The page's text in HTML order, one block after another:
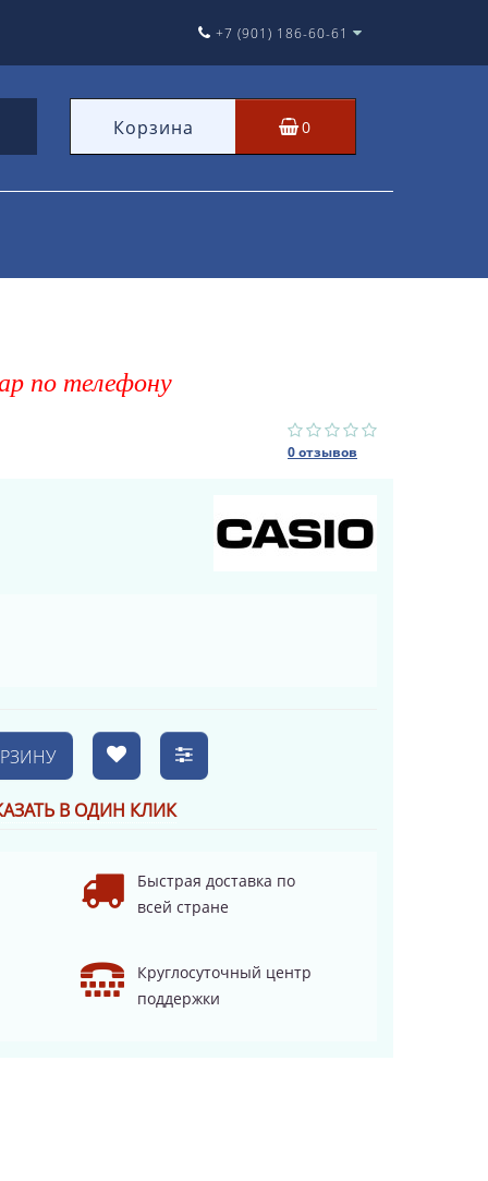
+7 (901) 186-60-61
Корзина 0
по телефону
0 отзывов
В ОДИН КЛИК
Быстрая доставка по
всей стране
Круглосуточный центр
поддержки